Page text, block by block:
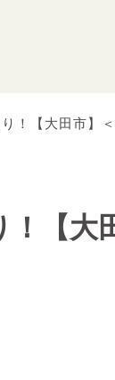
り！【大田市】
！【